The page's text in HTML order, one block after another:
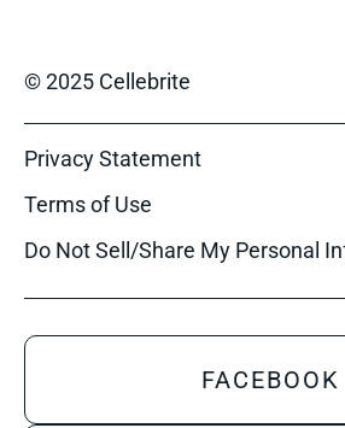
© 2025 Cellebrite
Privacy Statement
Terms of Use
Do Not Sell/Share My Personal
FACEBOOK